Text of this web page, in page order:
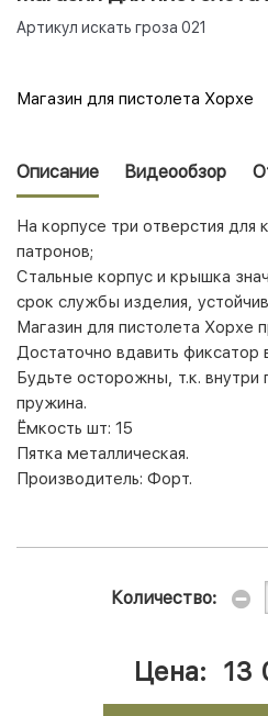
Артикул искать гроза 021
Магазин для пистолета Хорхе
Описание Видеообзор
На корпусе три отверстия для
патронов;
Стальные корпус и крышка
срок службы изделия,
Магазин для пистолета Хорхе
Достаточно вдавить фиксатор
Будьте осторожны, т.к.
пружина.
Ёмкость шт: 15
Пятка металлическая.
Производитель: Форт.
Количество:
Цена: 13